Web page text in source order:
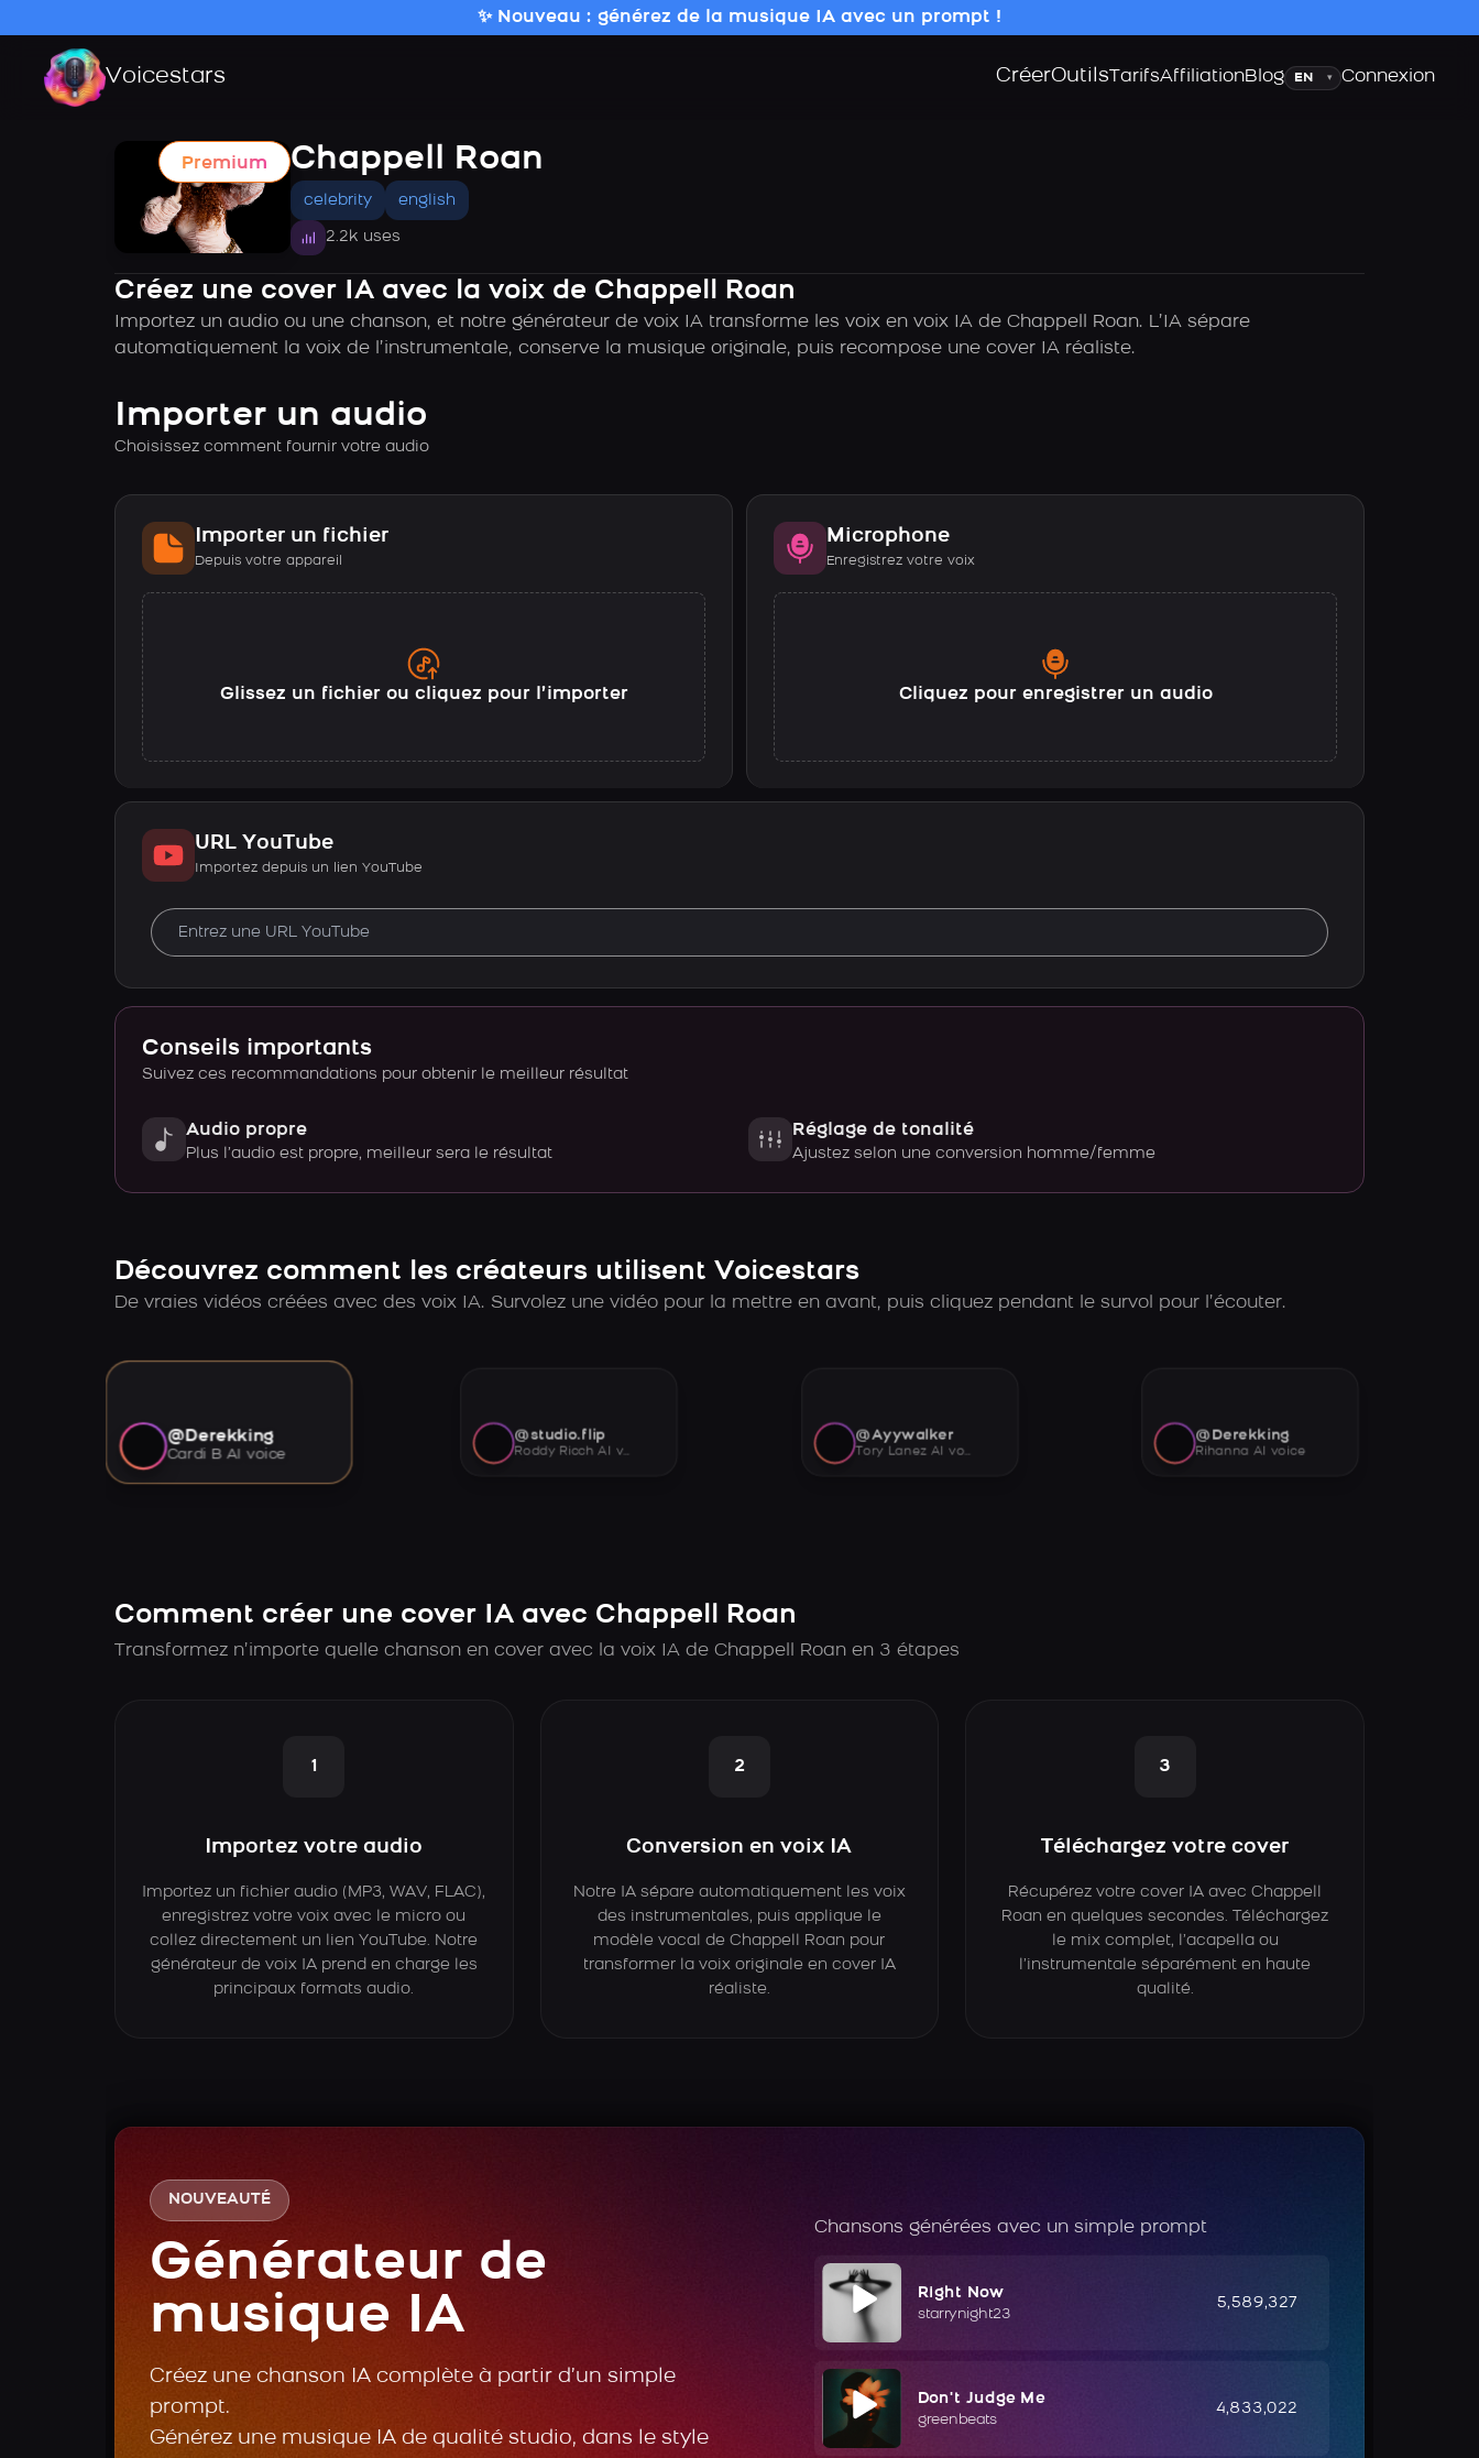
✨ Nouveau : générez de la musique IA avec un prompt !
Voicestars CréerOutils TarifsAffiliationBlogLangue
▾ Connexion
Premium Chappell Roan
celebrity english
2.2k uses
Créez une cover IA avec la voix de Chappell Roan
Importez un audio ou une chanson, et notre générateur de voix IA transforme les voix en voix IA de Chappell Roan. L’IA sépare
automatiquement la voix de l’instrumentale, conserve la musique originale, puis recompose une cover IA réaliste.
Importer un audio
Choisissez comment fournir votre audio
Importer un fichier
Depuis votre appareil
Glissez un fichier ou cliquez pour l’importer
Microphone
Enregistrez votre voix
Cliquez pour enregistrer un audio
URL YouTube
Importez depuis un lien YouTube
Conseils importants
Suivez ces recommandations pour obtenir le meilleur résultat
Audio propre
Plus l’audio est propre, meilleur sera le résultat
Réglage de tonalité
Ajustez selon une conversion homme/femme
Découvrez comment les créateurs utilisent Voicestars
De vraies vidéos créées avec des voix IA. Survolez une vidéo pour la mettre en avant, puis cliquez pendant le survol pour l’écouter.
@Derekking
Cardi B AI voice
@studio.flip
Roddy Ricch AI voice
@Ayywalker
Tory Lanez AI voice
@Derekking
Rihanna AI voice
Comment créer une cover IA avec Chappell Roan
Transformez n’importe quelle chanson en cover avec la voix IA de Chappell Roan en 3 étapes
1
Importez votre audio
Importez un fichier audio (MP3, WAV, FLAC),
enregistrez votre voix avec le micro ou
collez directement un lien YouTube. Notre
générateur de voix IA prend en charge les
principaux formats audio.
2
Conversion en voix IA
Notre IA sépare automatiquement les voix
des instrumentales, puis applique le
modèle vocal de Chappell Roan pour
transformer la voix originale en cover IA
réaliste.
3
Téléchargez votre cover
Récupérez votre cover IA avec Chappell
Roan en quelques secondes. Téléchargez
le mix complet, l’acapella ou
l’instrumentale séparément en haute
qualité.
NOUVEAUTÉ
Générateur de
musique IA
Créez une chanson IA complète à partir d’un simple
prompt.
Générez une musique IA de qualité studio, dans le style
Chansons générées avec un simple prompt
Right Now
starrynight23
5,589,327
Don't Judge Me
greenbeats
4,833,022